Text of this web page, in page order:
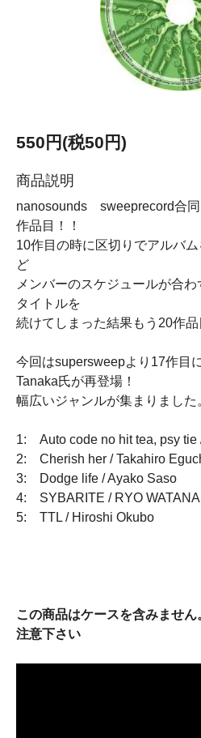
550円(税50円)
商品説明
nanosounds sweeprecord合
作品目！！
10作目の時に区切りでアルバ
ど
メンバーのスケジュールが合
タイトルを
続けてしまった結果もう20作品
今回はsupersweepより17作目
Tanaka氏が再登場！
幅広いジャンルが集まりました
1: Auto code no hit tea, psy tie
2: Cherish her / Takahiro
3: Dodge life / Ayako Saso
4: SYBARITE / RYO
5: TTL / Hiroshi Okubo
この商品はケースを含みませ
注意下さい